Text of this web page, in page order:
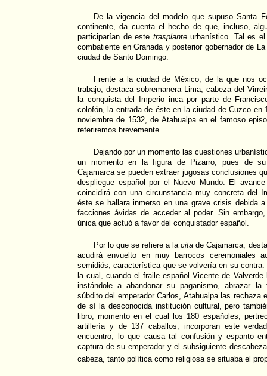
De la vigencia del modelo que supuso Santa
continente, da cuenta el hecho de que, incluso,
participarían de este trasplante urbanístico. Tal es
combatiente en Granada y posterior gobernador de
ciudad de Santo Domingo.
Frente a la ciudad de México, de la que nos
trabajo, destaca sobremanera Lima, cabeza del
la conquista del Imperio inca por parte de
colofón, la entrada de éste en la ciudad de Cuzco en
noviembre de 1532, de Atahualpa en el famoso
referiremos brevemente.
Dejando por un momento las cuestiones
un momento en la figura de Pizarro, pues de
Cajamarca se pueden extraer jugosas conclusiones
despliegue español por el Nuevo Mundo. El
coincidirá con una circunstancia muy concreta del
éste se hallara inmerso en una grave crisis debida
facciones ávidas de acceder al poder. Sin
única que actuó a favor del conquistador español.
Por lo que se refiere a lacita de Cajamarca,
acudirá envuelto en muy barrocos ceremoniales
semidiós, característica que se volvería en su
la cual, cuando el fraile español Vicente de
instándole a abandonar su paganismo, abrazar
súbdito del emperador Carlos, Atahualpa las rechaza
de sí la desconocida institución cultural, pero
libro, momento en el cual los 180 españoles,
artillería y de 137 caballos, incorporan este
encuentro, lo que causa tal confusión y espanto
captura de su emperador y el subsiguiente
cabeza, tanto política como religiosa se situaba el